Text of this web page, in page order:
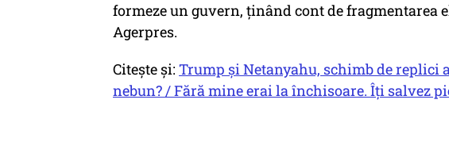
formeze un guvern, ţinând cont de fragmentarea
Agerpres.
Citește și: Trump și Netanyahu, schimb de replici
nebun? / Fără mine erai la închisoare. Îți salvez